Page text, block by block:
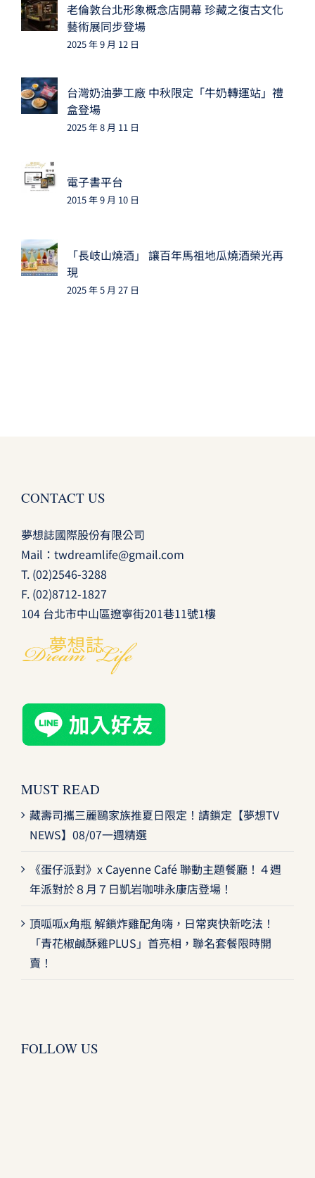
老倫敦台北形象概念店開幕 珍藏之復古文化
藝術展同步登場
2025 年 9 月 12 日
台灣奶油夢工廠 中秋限定「牛奶轉運站」禮
盒登場
2025 年 8 月 11 日
電子書平台
2015 年 9 月 10 日
「長岐山燒酒」 讓百年馬祖地瓜燒酒榮光再
現
2025 年 5 月 27 日
CONTACT US
夢想誌國際股份有限公司
Mail： twdreamlife@gmail.com
T. (02)2546-3288
F. (02)8712-1827
104 台北市中山區遼寧街201巷11號1樓
MUST READ
藏壽司攜三麗鷗家族推夏日限定！請鎖定【夢想TV
NEWS】08/07一週精選
《蛋仔派對》x Cayenne Café 聯動主題餐廳！４週
年派對於８月７日凱岩咖啡永康店登場！
頂呱呱x角瓶 解鎖炸雞配角嗨，日常爽快新吃法！
「青花椒鹹酥雞PLUS」首亮相，聯名套餐限時開
賣！
FOLLOW US